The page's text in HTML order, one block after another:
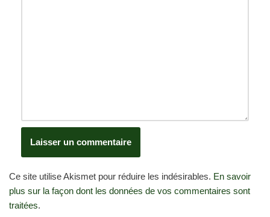
Ce site utilise Akismet pour réduire les indésirables. En savoir
plus sur la façon dont les données de vos commentaires sont
traitées.